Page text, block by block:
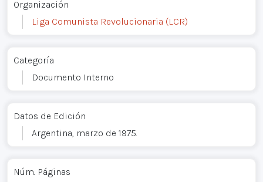
Organización
Liga Comunista Revolucionaria (LCR)
Categoría
Documento Interno
Datos de Edición
Argentina, marzo de 1975.
Núm. Páginas